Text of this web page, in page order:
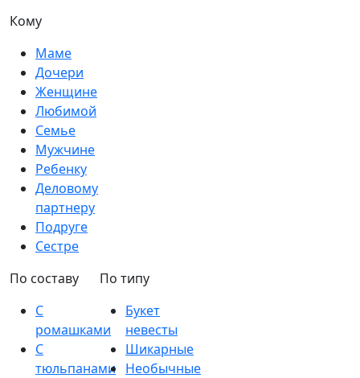
Кому
Маме
Дочери
Женщине
Любимой
Семье
Мужчине
Ребенку
Деловому
партнеру
Подруге
Сестре
По составу
С
ромашками
С
тюльпанами
По типу
Букет
невесты
Шикарные
Необычные